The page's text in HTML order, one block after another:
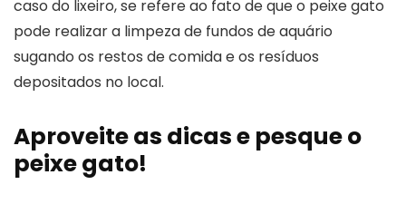
caso do lixeiro, se refere ao fato de que o peixe gato
pode realizar a limpeza de fundos de aquário
sugando os restos de comida e os resíduos
depositados no local.
Aproveite as dicas e pesque o
peixe gato!